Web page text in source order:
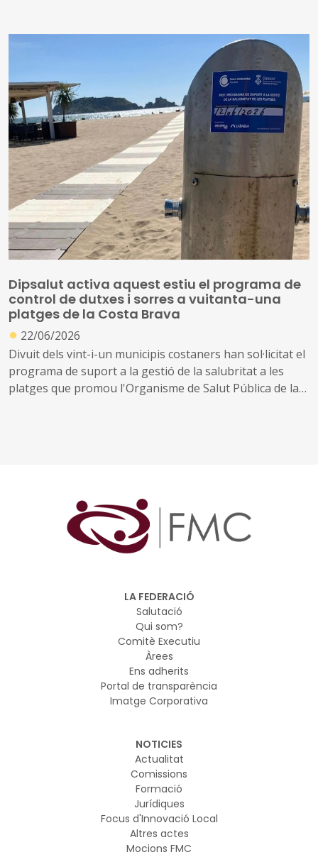
problemes de salut mental de la població
Una situació que es va veure agreujada per les mesures
de confinament associades a la pandèmia de la Covid-19
Dipsalut activa aquest estiu el programa de
control de dutxes i sorres a vuitanta-una
platges de la Costa Brava
● 22/06/2026
Divuit dels vint-i-un municipis costaners han sol·licitat el
programa de suport a la gestió de la salubritat a les
platges que promou l'Organisme de Salut Pública de la
LA FEDERACIÓ
Salutació
Qui som?
Comitè Executiu
Àrees
Ens adherits
Portal de transparència
Imatge Corporativa
NOTICIES
Actualitat
Comissions
Formació
Jurídiques
Focus d'Innovació Local
Altres actes
Mocions FMC